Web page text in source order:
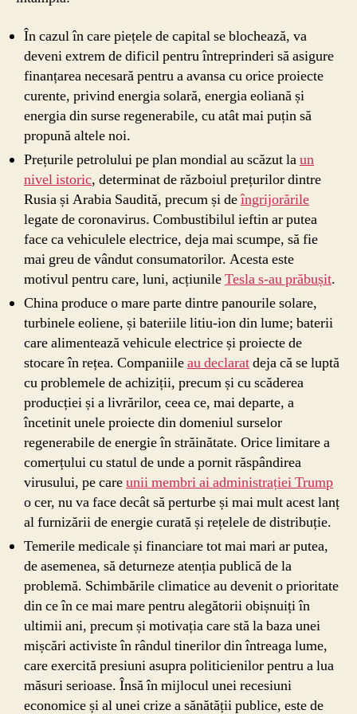
În cazul în care piețele de capital se blochează, va
deveni extrem de dificil pentru întreprinderi să asigure
finanțarea necesară pentru a avansa cu orice proiecte
curente, privind energia solară, energia eoliană și
energia din surse regenerabile, cu atât mai puțin să
propună altele noi.
Prețurile petrolului pe plan mondial au scăzut laun
nivel istoric, determinat de războiul prețurilor dintre
Rusia și Arabia Saudită, precum și deîngrijorările
legate de coronavirus. Combustibilul ieftin ar putea
face ca vehiculele electrice, deja mai scumpe, să fie
mai greu de vândut consumatorilor. Acesta este
motivul pentru care, luni, acțiunileTesla s-au prăbușit.
China produce o mare parte dintre panourile solare,
turbinele eoliene, și bateriile litiu-ion din lume; baterii
care alimentează vehicule electrice și proiecte de
stocare în rețea. Companiileau declaratdeja că se luptă
cu problemele de achiziții, precum și cu scăderea
producției și a livrărilor, ceea ce, mai departe, a
încetinit unele proiecte din domeniul surselor
regenerabile de energie în străinătate. Orice limitare a
comerțului cu statul de unde a pornit răspândirea
virusului, pe careunii membri ai administrației Trump
o cer, nu va face decât să perturbe și mai mult acest lanț
al furnizării de energie curată și rețelele de distribuție.
Temerile medicale și financiare tot mai mari ar putea,
de asemenea, să deturneze atenția publică de la
problemă. Schimbările climatice au devenit o prioritate
din ce în ce mai mare pentru alegătorii obișnuiți în
ultimii ani, precum și motivația care stă la baza unei
mișcări activiste în rândul tinerilor din întreaga lume,
care exercită presiuni asupra politicienilor pentru a lua
măsuri serioase. Însă în mijlocul unei recesiuni
economice și al unei crize a sănătății publice, este de